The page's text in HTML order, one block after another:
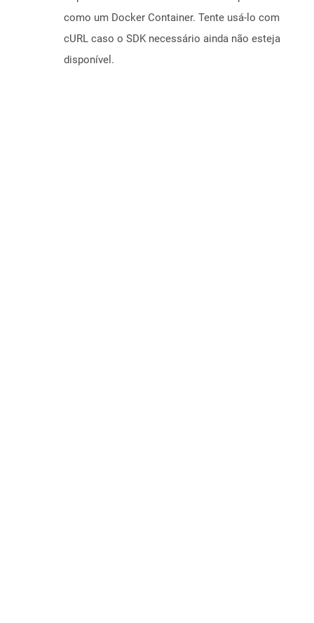
como um Docker Container. Tente usá-lo com
cURL caso o SDK necessário ainda não esteja
disponível.